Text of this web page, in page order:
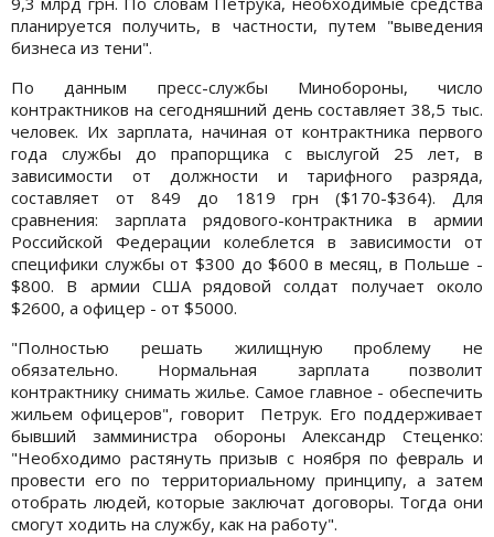
планируется получить, в частности, путем "выведения
бизнеса из тени".
По данным пресс-службы Минобороны, число
контрактников на сегодняшний день составляет 38,5 тыс.
человек. Их зарплата, начиная от контрактника первого
года службы до прапорщика с выслугой 25 лет, в
зависимости от должности и тарифного разряда,
составляет от 849 до 1819 грн ($170-$364). Для
сравнения: зарплата рядового-контрактника в армии
Российской Федерации колеблется в зависимости от
специфики службы от $300 до $600 в месяц, в Польше -
$800. В армии США рядовой солдат получает около
$2600, а офицер - от $5000.
"Полностью решать жилищную проблему не
обязательно. Нормальная зарплата позволит
контрактнику снимать жилье. Самое главное - обеспечить
жильем офицеров", говорит Петрук. Его поддерживает
бывший замминистра обороны Александр Стеценко:
"Необходимо растянуть призыв с ноября по февраль и
провести его по территориальному принципу, а затем
отобрать людей, которые заключат договоры. Тогда они
смогут ходить на службу, как на работу".